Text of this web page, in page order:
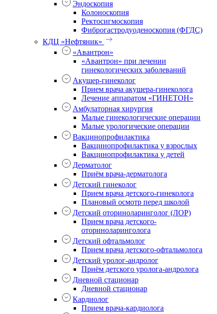
Эндоскопия
Колоноскопия
Ректосигмоскопия
Фиброгастродуоденоскопия (ФГДС)
КДЦ «Нефтяник»
«Авантрон»
«Авантрон» при лечении
гинекологических заболеваний
Акушер-гинеколог
Прием врача акушера-гинеколога
Лечение аппаратом «ГИНЕТОН»
Амбулаторная хирургия
Малые гинекологические операции
Малые урологические операции
Вакцинопрофилактика
Вакцинопрофилактика у взрослых
Вакцинопрофилактика у детей
Дерматолог
Приём врача-дерматолога
Детский гинеколог
Прием врача детского-гинеколога
Плановый осмотр перед школой
Детский оториноларинголог (ЛОР)
Прием врача детского-
оториноларинголога
Детский офтальмолог
Прием врача детского-офтальмолога
Детский уролог-андролог
Приём детского уролога-андролога
Дневной стационар
Дневной стационар
Кардиолог
Прием врача-кардиолога